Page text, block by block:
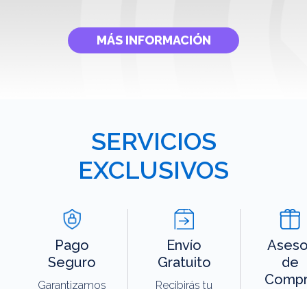
MÁS INFORMACIÓN
SERVICIOS
EXCLUSIVOS
Pago
Seguro
Garantizamos
Envío
Gratuito
Recibirás tu
de